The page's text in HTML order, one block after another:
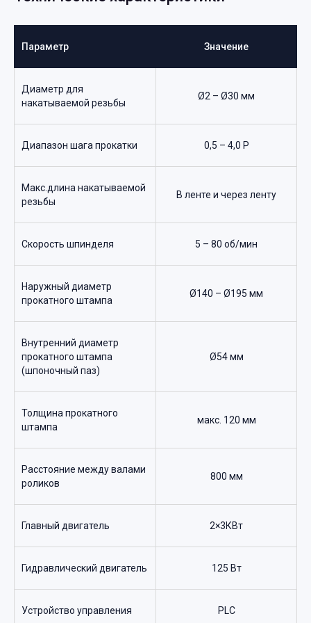
Параметр Значение
Диаметр для
накатываемой резьбы
Ø2 – Ø30 мм
Диапазон шага прокатки 0,5 – 4,0 P
Макс.длина накатываемой
резьбы
В ленте и через ленту
Скорость шпинделя 5 – 80 об/мин
Наружный диаметр
прокатного штампа
Ø140 – Ø195 мм
Внутренний диаметр
прокатного штампа
(шпоночный паз)
Ø54 мм
Толщина прокатного
штампа
макс. 120 мм
Расстояние между валами
роликов
800 мм
Главный двигатель 2×3КВт
Гидравлический двигатель 125 Вт
Устройство управления PLC